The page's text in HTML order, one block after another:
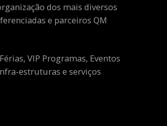
dos mais diversos
e parceiros QM
VIP Programas, Eventos
estruturas e serviços